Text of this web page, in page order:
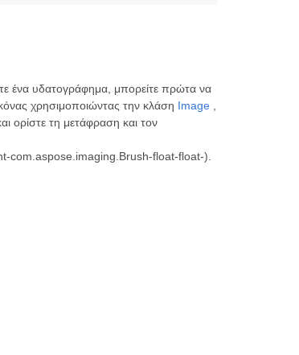
ένα υδατογράφημα, μπορείτε πρώτα να
χρησιμοποιώντας την κλάση Image
ορίστε τη μετάφραση και τον
com.aspose.imaging.Brush-float-float-).